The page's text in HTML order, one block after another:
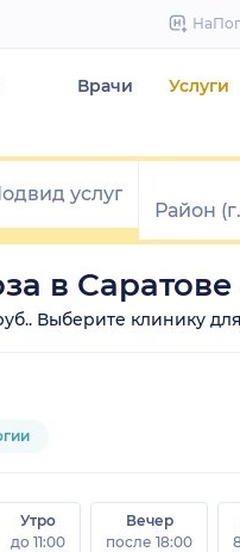
Врачи Услуги
в Саратове
Выберите клинику
Утро
до 11:00
Вечер
после 18:00